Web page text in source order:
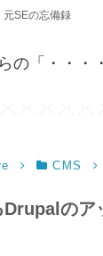
元SEの忘備録
の「・・・
CMS
のア